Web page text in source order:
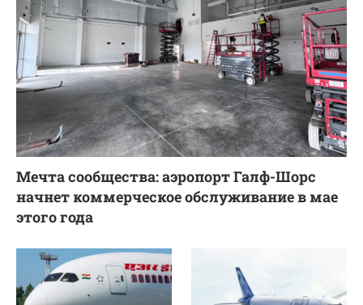
Мечта сообщества: аэропорт Галф-Шорс
начнет коммерческое обслуживание в мае
этого года